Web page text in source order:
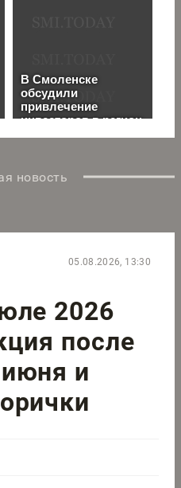
новость
05.08.2026, 13:30
2026
после
и